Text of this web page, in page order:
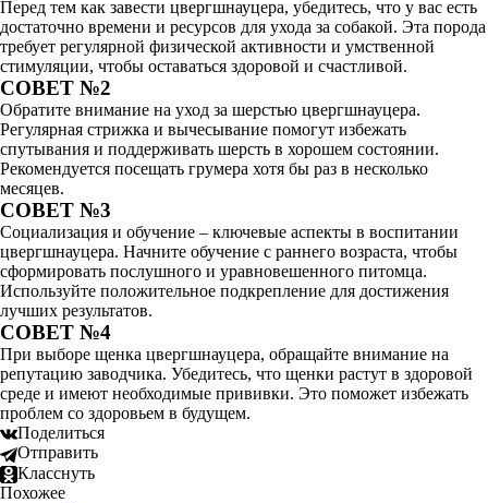
Перед тем как завести цвергшнауцера, убедитесь, что у вас есть
достаточно времени и ресурсов для ухода за собакой. Эта порода
требует регулярной физической активности и умственной
стимуляции, чтобы оставаться здоровой и счастливой.
СОВЕТ №2
Обратите внимание на уход за шерстью цвергшнауцера.
Регулярная стрижка и вычесывание помогут избежать
спутывания и поддерживать шерсть в хорошем состоянии.
Рекомендуется посещать грумера хотя бы раз в несколько
месяцев.
СОВЕТ №3
Социализация и обучение – ключевые аспекты в воспитании
цвергшнауцера. Начните обучение с раннего возраста, чтобы
сформировать послушного и уравновешенного питомца.
Используйте положительное подкрепление для достижения
лучших результатов.
СОВЕТ №4
При выборе щенка цвергшнауцера, обращайте внимание на
репутацию заводчика. Убедитесь, что щенки растут в здоровой
среде и имеют необходимые прививки. Это поможет избежать
проблем со здоровьем в будущем.
Поделиться
Отправить
Класснуть
Похожее